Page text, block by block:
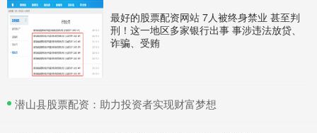
最好的股票配资网站 7人被终身禁业 甚至判
刑！这一地区多家银行出事 事涉违法放贷、
诈骗、受贿
​潜山县股票配资：助力投资者实现财富梦想